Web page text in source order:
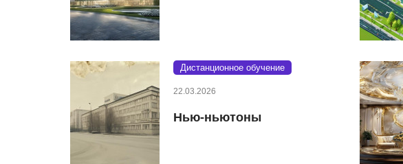
Дистанционное обучение
22.03.2026
Нью-ньютоны